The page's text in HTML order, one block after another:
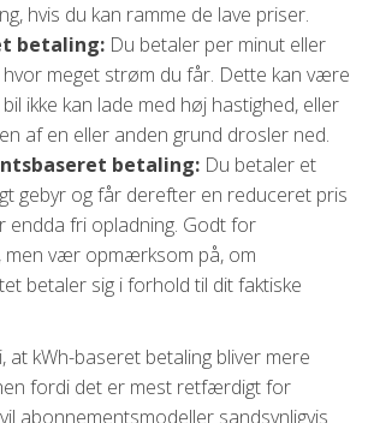
hvis du kan ramme de lave priser.
betaling: Du betaler per minut eller
meget strøm du får. Dette kan være
ikke kan lade med høj hastighed, eller
af en eller anden grund drosler ned.
betaling: Du betaler et
gebyr og får derefter en reduceret pris
endda fri opladning. Godt for
men vær opmærksom på, om
betaler sig i forhold til dit faktiske
at kWh-baseret betaling bliver mere
fordi det er mest retfærdigt for
abonnementsmodeller sandsynligvis